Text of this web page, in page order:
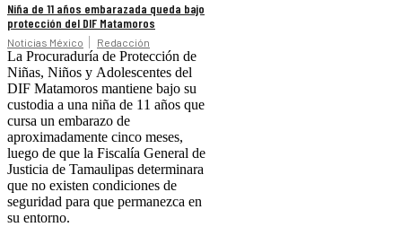
Niña de 11 años embarazada queda bajo
protección del DIF Matamoros
Noticias México Redacción
La Procuraduría de Protección de
Niñas, Niños y Adolescentes del
DIF Matamoros mantiene bajo su
custodia a una niña de 11 años que
cursa un embarazo de
aproximadamente cinco meses,
luego de que la Fiscalía General de
Justicia de Tamaulipas determinara
que no existen condiciones de
seguridad para que permanezca en
su entorno.